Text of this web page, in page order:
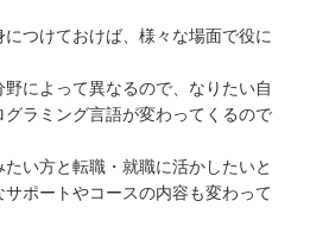
グ言語を学ぶと良いのか
けプログラミングスクールの違
ールで挫折しないためのポイン
つけておけば、様々な場面で役に
によって異なるので、なりたい自
ラミング言語が変わってくるので
い方と転職・就職に活かしたいと
ポートやコースの内容も変わって